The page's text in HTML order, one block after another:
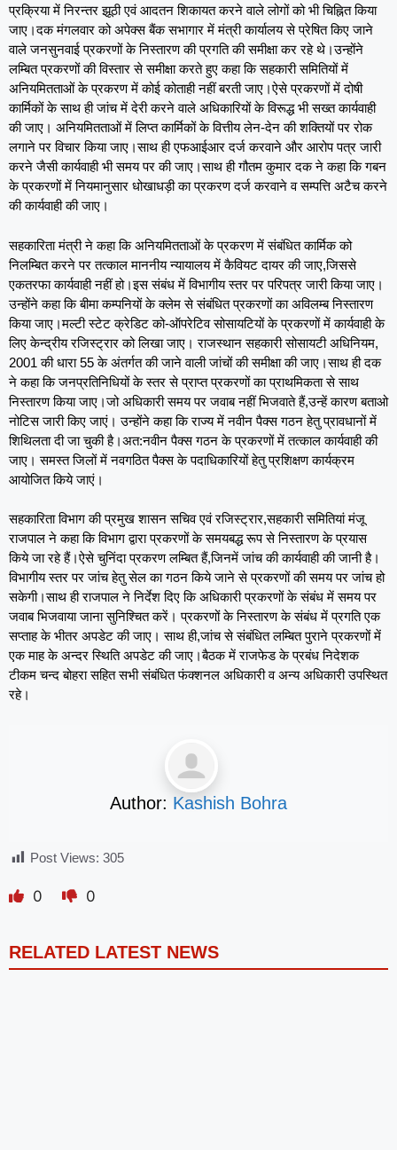
प्रक्रिया में निरन्तर झूठी एवं आदतन शिकायत करने वाले लोगों को भी चिह्नित किया
जाए।दक मंगलवार को अपेक्स बैंक सभागार में मंत्री कार्यालय से प्रेषित किए जाने
वाले जनसुनवाई प्रकरणों के निस्तारण की प्रगति की समीक्षा कर रहे थे।उन्होंने
लम्बित प्रकरणों की विस्तार से समीक्षा करते हुए कहा कि सहकारी समितियों में
अनियमितताओं के प्रकरण में कोई कोताही नहीं बरती जाए।ऐसे प्रकरणों में दोषी
कार्मिकों के साथ ही जांच में देरी करने वाले अधिकारियों के विरूद्ध भी सख्त कार्यवाही
की जाए। अनियमितताओं में लिप्त कार्मिकों के वित्तीय लेन-देन की शक्तियों पर रोक
लगाने पर विचार किया जाए।साथ ही एफआईआर दर्ज करवाने और आरोप पत्र जारी
करने जैसी कार्यवाही भी समय पर की जाए।साथ ही गौतम कुमार दक ने कहा कि गबन
के प्रकरणों में नियमानुसार धोखाधड़ी का प्रकरण दर्ज करवाने व सम्पत्ति अटैच करने
की कार्यवाही की जाए।
सहकारिता मंत्री ने कहा कि अनियमितताओं के प्रकरण में संबंधित कार्मिक को
निलम्बित करने पर तत्काल माननीय न्यायालय में कैवियट दायर की जाए,जिससे
एकतरफा कार्यवाही नहीं हो।इस संबंध में विभागीय स्तर पर परिपत्र जारी किया जाए।
उन्होंने कहा कि बीमा कम्पनियों के क्लेम से संबंधित प्रकरणों का अविलम्ब निस्तारण
किया जाए।मल्टी स्टेट क्रेडिट को-ऑपरेटिव सोसायटियों के प्रकरणों में कार्यवाही के
लिए केन्द्रीय रजिस्ट्रार को लिखा जाए। राजस्थान सहकारी सोसायटी अधिनियम,
2001 की धारा 55 के अंतर्गत की जाने वाली जांचों की समीक्षा की जाए।साथ ही दक
ने कहा कि जनप्रतिनिधियों के स्तर से प्राप्त प्रकरणों का प्राथमिकता से साथ
निस्तारण किया जाए।जो अधिकारी समय पर जवाब नहीं भिजवाते हैं,उन्हें कारण बताओ
नोटिस जारी किए जाएं। उन्होंने कहा कि राज्य में नवीन पैक्स गठन हेतु प्रावधानों में
शिथिलता दी जा चुकी है।अत:नवीन पैक्स गठन के प्रकरणों में तत्काल कार्यवाही की
जाए। समस्त जिलों में नवगठित पैक्स के पदाधिकारियों हेतु प्रशिक्षण कार्यक्रम
आयोजित किये जाएं।
सहकारिता विभाग की प्रमुख शासन सचिव एवं रजिस्ट्रार,सहकारी समितियां मंजू
राजपाल ने कहा कि विभाग द्वारा प्रकरणों के समयबद्ध रूप से निस्तारण के प्रयास
किये जा रहे हैं।ऐसे चुनिंदा प्रकरण लम्बित हैं,जिनमें जांच की कार्यवाही की जानी है।
विभागीय स्तर पर जांच हेतु सेल का गठन किये जाने से प्रकरणों की समय पर जांच हो
सकेगी।साथ ही राजपाल ने निर्देश दिए कि अधिकारी प्रकरणों के संबंध में समय पर
जवाब भिजवाया जाना सुनिश्चित करें। प्रकरणों के निस्तारण के संबंध में प्रगति एक
सप्ताह के भीतर अपडेट की जाए। साथ ही,जांच से संबंधित लम्बित पुराने प्रकरणों में
एक माह के अन्दर स्थिति अपडेट की जाए।बैठक में राजफेड के प्रबंध निदेशक
टीकम चन्द बोहरा सहित सभी संबंधित फंक्शनल अधिकारी व अन्य अधिकारी उपस्थित
रहे।
Author: Kashish Bohra
Post Views: 305
0 0
RELATED LATEST NEWS